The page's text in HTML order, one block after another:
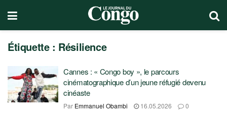
Étiquette : Résilience
Cannes : « Congo boy », le parcours
cinématographique d’un jeune réfugié devenu
cinéaste
Par Emmanuel Obambi 16.05.2026 0